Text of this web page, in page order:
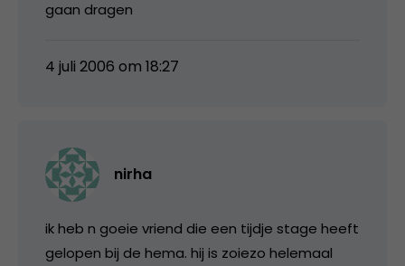
gaan dragen
4 juli 2006 om 18:27
nirha
ik heb n goeie vriend die een tijdje stage heeft
gelopen bij de hema. hij is zoiezo helemaal